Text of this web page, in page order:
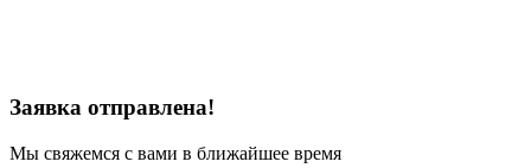
Заявка отправлена!
Мы свяжемся с вами в ближайшее время